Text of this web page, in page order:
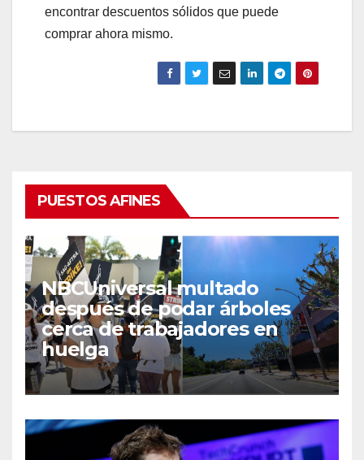
encontrar descuentos sólidos que puede
comprar ahora mismo.
PUESTOS AFINES
NBCUniversal multado
después de podar árboles
cerca de trabajadores en
huelga